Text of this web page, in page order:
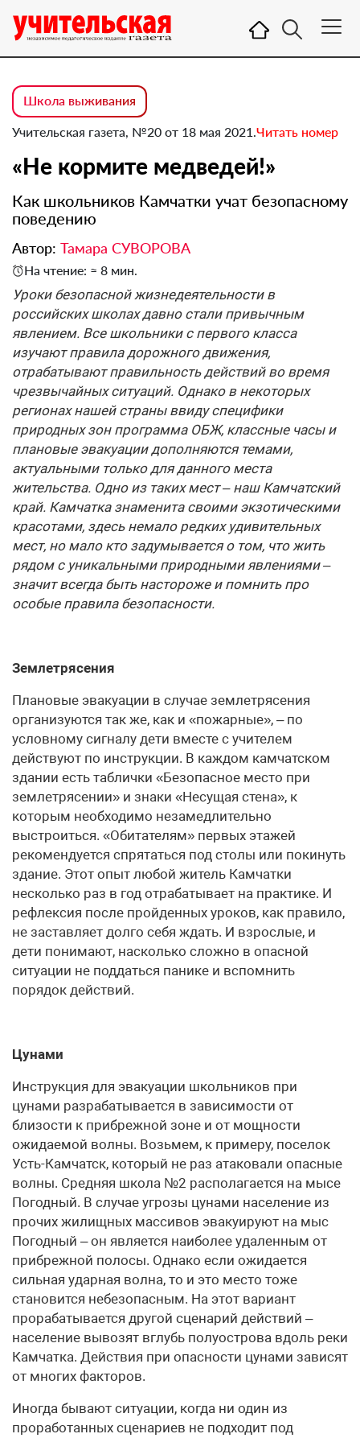
Школа выживания
Учительская газета, №20 от 18 мая 2021.Читать номер
«Не кормите медведей!»
Как школьников Камчатки учат безопасному
поведению
Автор: Тамара СУВОРОВА
На чтение: ≈ 8 мин.
Уроки безопасной жизнедеятельности в
российских школах давно стали привычным
явлением. Все школьники с первого класса
изучают правила дорожного движения,
отрабатывают правильность действий во время
чрезвычайных ситуаций. Однако в некоторых
регионах нашей страны ввиду специфики
природных зон программа ОБЖ, классные часы и
плановые эвакуации дополняются темами,
актуальными только для данного места
жительства. Одно из таких мест – наш Камчатский
край. Камчатка знаменита своими экзотическими
красотами, здесь немало редких удивительных
мест, но мало кто задумывается о том, что жить
рядом с уникальными природными явлениями –
значит всегда быть настороже и помнить про
особые правила безопасности.
Землетрясения
Плановые эвакуации в случае землетрясения
организуются так же, как и «пожарные», – по
условному сигналу дети вместе с учителем
действуют по инструкции. В каждом камчатском
здании есть таблички «Безопасное место при
землетрясении» и знаки «Несущая стена», к
которым необходимо незамедлительно
выстроиться. «Обитателям» первых этажей
рекомендуется спрятаться под столы или покинуть
здание. Этот опыт любой житель Камчатки
несколько раз в год отрабатывает на практике. И
рефлексия после пройденных уроков, как правило,
не заставляет долго себя ждать. И взрослые, и
дети понимают, насколько сложно в опасной
ситуации не поддаться панике и вспомнить
порядок действий.
Цунами
Инструкция для эвакуации школьников при
цунами разрабатывается в зависимости от
близости к прибрежной зоне и от мощности
ожидаемой волны. Возьмем, к примеру, поселок
Усть-Камчатск, который не раз атаковали опасные
волны. Средняя школа №2 располагается на мысе
Погодный. В случае угрозы цунами население из
прочих жилищных массивов эвакуируют на мыс
Погодный – он является наиболее удаленным от
прибрежной полосы. Однако если ожидается
сильная ударная волна, то и это место тоже
становится небезопасным. На этот вариант
прорабатывается другой сценарий действий –
население вывозят вглубь полуострова вдоль реки
Камчатка. Действия при опасности цунами зависят
от многих факторов.
Иногда бывают ситуации, когда ни один из
проработанных сценариев не подходит под